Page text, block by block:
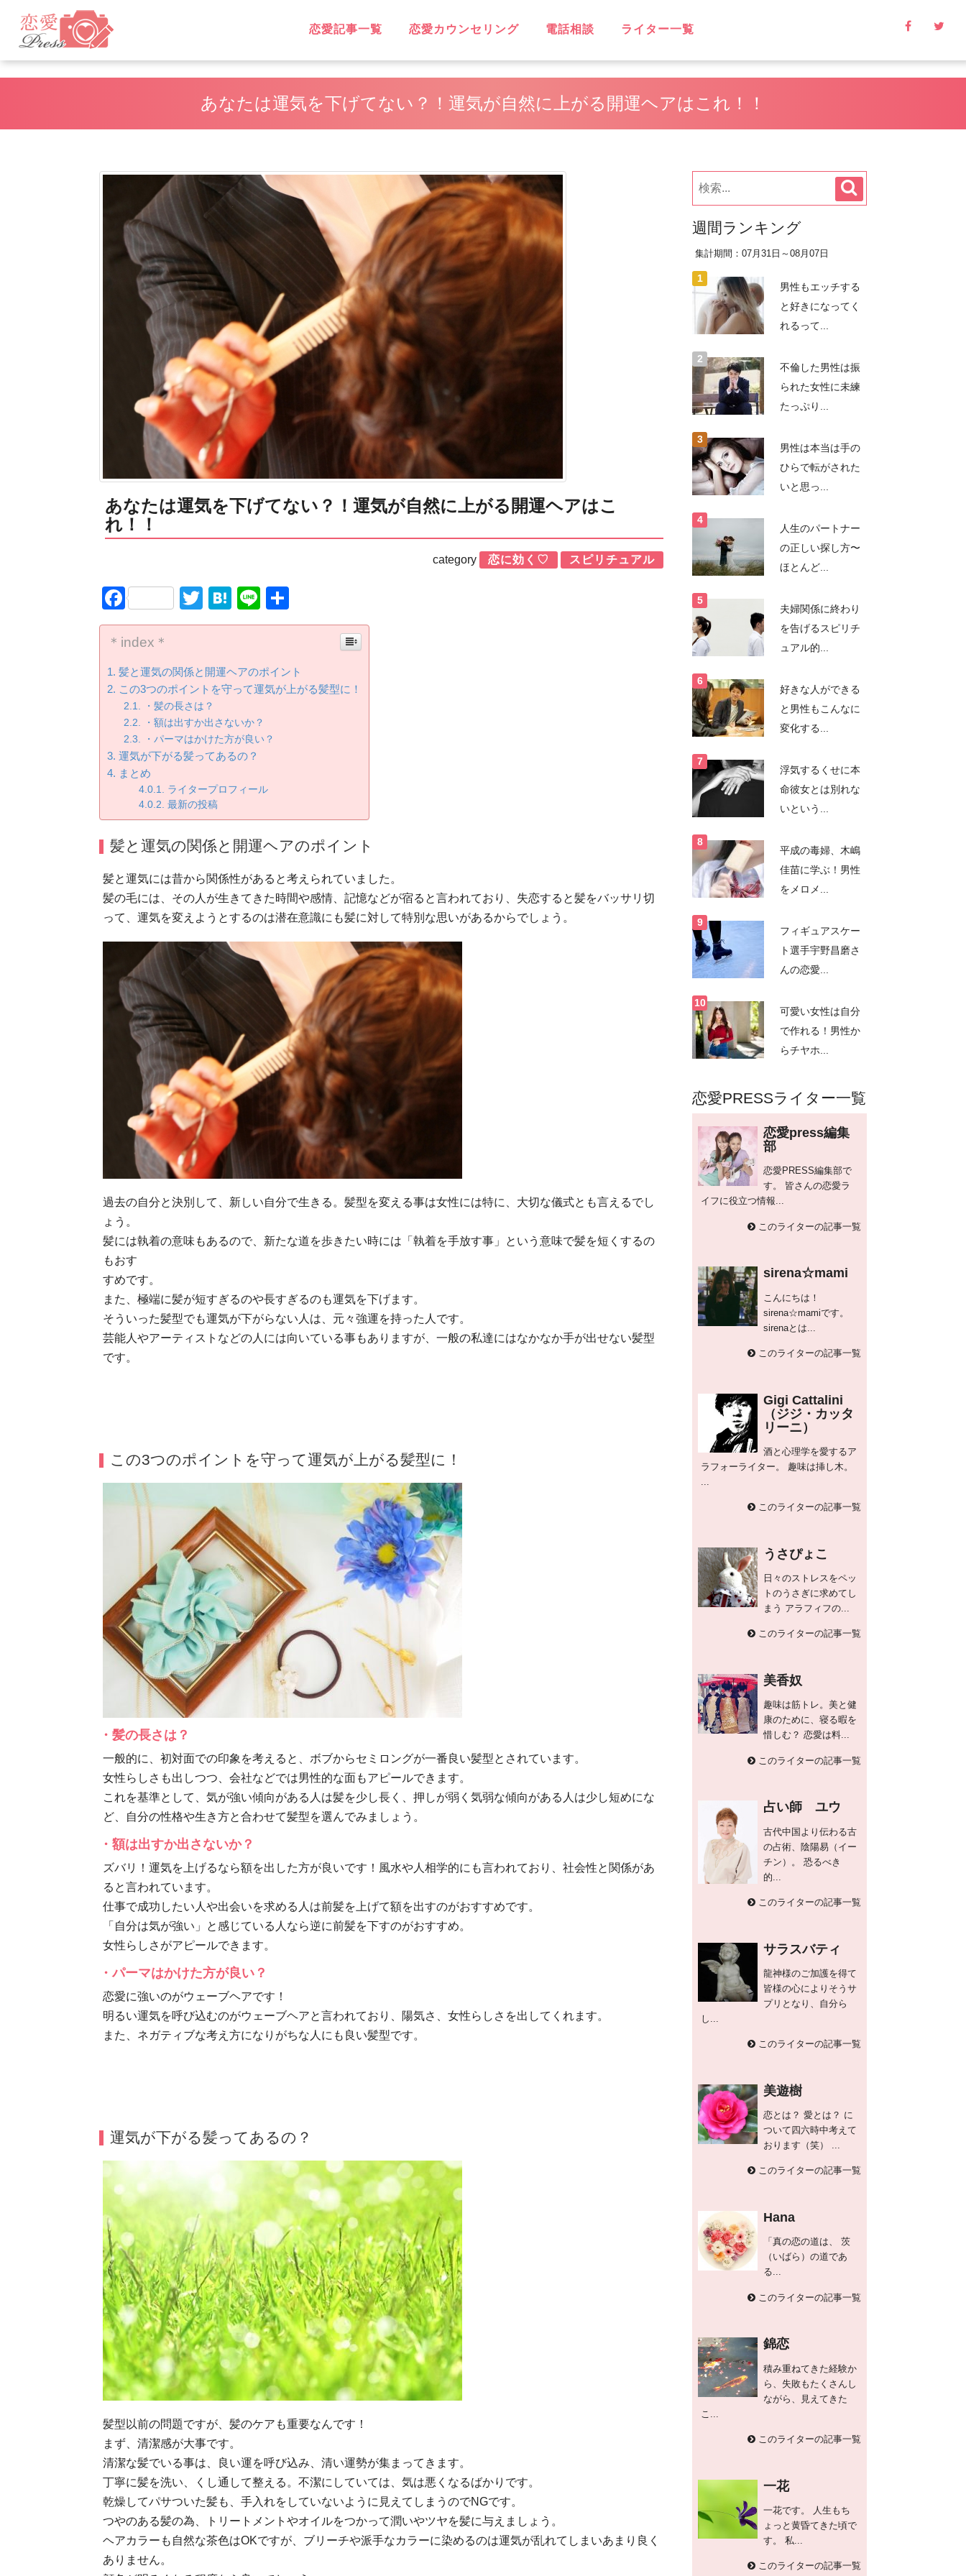
恋愛記事一覧
LOVE
不倫
無料相談
片思い
復縁
失恋
浮気
遠距離恋愛
略奪愛
ソウルメイト
スピリチュアル
恋に効く♡
笑えるネタ
子持ち
出会い
デート・旅行
同性愛
結婚
男性心理
恋愛ウォッチャー
ハッピーライフ
ヘルシーライフ
LGBT
恋愛カウンセリング 電話相談 ライター一覧
あなたは運気を下げてない？！運気が自然に上がる開運ヘアはこれ！！
あなたは運気を下げてない？！運気が自然に上がる開運ヘアはこ
れ！！
category 恋に効く♡ スピリチュアル
FacebookTwitterHatena
Line
有
＊index＊
髪と運気の関係と開運ヘアのポイント
この3つのポイントを守って運気が上がる髪型に！
・髪の長さは？
・額は出すか出さないか？
・パーマはかけた方が良い？
運気が下がる髪ってあるの？
まとめ
ライタープロフィール
最新の投稿
髪と運気の関係と開運ヘアのポイント
髪と運気には昔から関係性があると考えられていました。
髪の毛には、その人が生きてきた時間や感情、記憶などが宿ると言われており、失恋すると髪をバッサリ切
って、運気を変えようとするのは潜在意識にも髪に対して特別な思いがあるからでしょう。
過去の自分と決別して、新しい自分で生きる。髪型を変える事は女性には特に、大切な儀式とも言えるでし
ょう。
髪には執着の意味もあるので、新たな道を歩きたい時には「執着を手放す事」という意味で髪を短くするの
もおす
すめです。
また、極端に髪が短すぎるのや長すぎるのも運気を下げます。
そういった髪型でも運気が下がらない人は、元々強運を持った人です。
芸能人やアーティストなどの人には向いている事もありますが、一般の私達にはなかなか手が出せない髪型
です。
この3つのポイントを守って運気が上がる髪型に！
・髪の長さは？
一般的に、初対面での印象を考えると、ボブからセミロングが一番良い髪型とされています。
女性らしさも出しつつ、会社などでは男性的な面もアピールできます。
これを基準として、気が強い傾向がある人は髪を少し長く、押しが弱く気弱な傾向がある人は少し短めにな
ど、自分の性格や生き方と合わせて髪型を選んでみましょう。
・額は出すか出さないか？
ズバリ！運気を上げるなら額を出した方が良いです！風水や人相学的にも言われており、社会性と関係があ
ると言われています。
仕事で成功したい人や出会いを求める人は前髪を上げて額を出すのがおすすめです。
「自分は気が強い」と感じている人なら逆に前髪を下すのがおすすめ。
女性らしさがアピールできます。
・パーマはかけた方が良い？
恋愛に強いのがウェーブヘアです！
明るい運気を呼び込むのがウェーブヘアと言われており、陽気さ、女性らしさを出してくれます。
また、ネガティブな考え方になりがちな人にも良い髪型です。
運気が下がる髪ってあるの？
髪型以前の問題ですが、髪のケアも重要なんです！
まず、清潔感が大事です。
清潔な髪でいる事は、良い運を呼び込み、清い運勢が集まってきます。
丁寧に髪を洗い、くし通して整える。不潔にしていては、気は悪くなるばかりです。
乾燥してパサついた髪も、手入れをしていないように見えてしまうのでNGです。
つやのある髪の為、トリートメントやオイルをつかって潤いやツヤを髪に与えましょう。
ヘアカラーも自然な茶色はOKですが、ブリーチや派手なカラーに染めるのは運気が乱れてしまいあまり良く
ありません。
週間ランキング
集計期間：07月31日～08月07日
男性もエッチする
と好きになってく
れるって...
不倫した男性は振
られた女性に未練
たっぷり...
男性は本当は手の
ひらで転がされた
いと思っ...
人生のパートナー
の正しい探し方〜
ほとんど...
夫婦関係に終わり
を告げるスピリチ
ュアル的...
好きな人ができる
と男性もこんなに
変化する...
浮気するくせに本
命彼女とは別れな
いという...
平成の毒婦、木嶋
佳苗に学ぶ！男性
をメロメ...
フィギュアスケー
ト選手宇野昌磨さ
んの恋愛...
可愛い女性は自分
で作れる！男性か
らチヤホ...
恋愛PRESSライター一覧
恋愛press編集
部
恋愛PRESS編集部で
す。 皆さんの恋愛ラ
イフに役立つ情報...
このライターの記事一覧
sirena☆mami
こんにちは！
sirena☆mamiです。
sirenaとは...
このライターの記事一覧
Gigi Cattalini
（ジジ・カッタ
リーニ）
酒と心理学を愛するア
ラフォーライター。 趣味は挿し木。
...
このライターの記事一覧
うさぴょこ
日々のストレスをペッ
トのうさぎに求めてし
まう アラフィフの...
このライターの記事一覧
美香奴
趣味は筋トレ。美と健
康のために、寝る暇を
惜しむ？ 恋愛は料...
このライターの記事一覧
占い師 ユウ
古代中国より伝わる古
の占術、陰陽易（イー
チン）。 恐るべき
的...
このライターの記事一覧
サラスバティ
龍神様のご加護を得て
皆様の心によりそうサ
プリとなり、自分ら
し...
このライターの記事一覧
美遊樹
恋とは？ 愛とは？ に
ついて四六時中考えて
おります（笑） ...
このライターの記事一覧
Hana
「真の恋の道は、 茨
（いばら）の道であ
る...
このライターの記事一覧
錦恋
積み重ねてきた経験か
ら、失敗もたくさんし
ながら、見えてきた
こ...
このライターの記事一覧
一花
一花です。 人生もち
ょっと黄昏てきた頃で
す。 私...
このライターの記事一覧